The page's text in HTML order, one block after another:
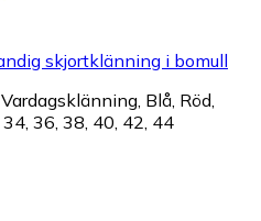
skjortklänning i bomull
Blå, Röd,
34, 36, 38, 40, 42, 44